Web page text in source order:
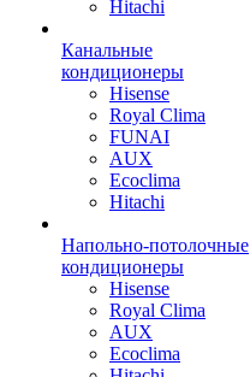
Hitachi
Канальные
кондиционеры
Hisense
Royal Clima
FUNAI
AUX
Ecoclima
Hitachi
Напольно-потолочные
кондиционеры
Hisense
Royal Clima
AUX
Ecoclima